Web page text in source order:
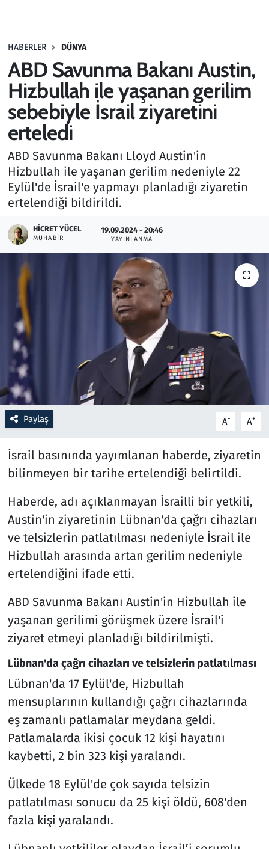
HABERLER DÜNYA
ABD Savunma Bakanı Austin,
Hizbullah ile yaşanan gerilim
sebebiyle İsrail ziyaretini
erteledi
ABD Savunma Bakanı Lloyd Austin'in
Hizbullah ile yaşanan gerilim nedeniyle 22
Eylül'de İsrail'e yapmayı planladığı ziyaretin
ertelendiği bildirildi.
HICRET YÜCEL
MUHABIR
19.09.2024 - 20:46
YAYINLANMA
Paylaş A- A+
İsrail basınında yayımlanan haberde, ziyaretin
bilinmeyen bir tarihe ertelendiği belirtildi.
Haberde, adı açıklanmayan İsrailli bir yetkili,
Austin'in ziyaretinin Lübnan'da çağrı cihazları
ve telsizlerin patlatılması nedeniyle İsrail ile
Hizbullah arasında artan gerilim nedeniyle
ertelendiğini ifade etti.
ABD Savunma Bakanı Austin'in Hizbullah ile
yaşanan gerilimi görüşmek üzere İsrail'i
ziyaret etmeyi planladığı bildirilmişti.
Lübnan'da çağrı cihazları ve telsizlerin patlatılması
Lübnan'da 17 Eylül'de, Hizbullah
mensuplarının kullandığı çağrı cihazlarında
eş zamanlı patlamalar meydana geldi.
Patlamalarda ikisi çocuk 12 kişi hayatını
kaybetti, 2 bin 323 kişi yaralandı.
Ülkede 18 Eylül'de çok sayıda telsizin
patlatılması sonucu da 25 kişi öldü, 608'den
fazla kişi yaralandı.
Haber
Kültür Sanat
Kurumsal Haberler
Lezzet Durağı
Memur ve Kamu
Otomobil
Oyun
Savunma Sanayi
Seçim 2023
Spor
Teknoloji ve Bilim
Televizyon